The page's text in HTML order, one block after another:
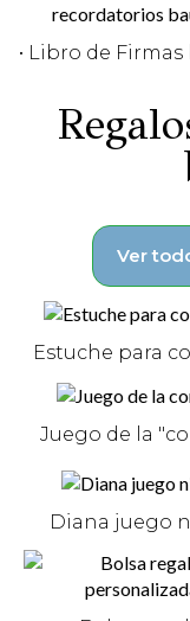
• Libro de
Ver
Estuche para
Juego de la
Diana juego